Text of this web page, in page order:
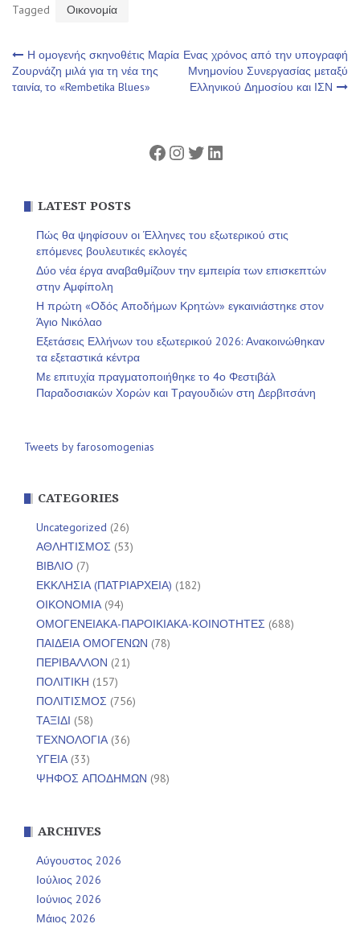
Tagged Οικονομία
Πλοήγηση
άρθρων
Η ομογενής σκηνοθέτις Μαρία
Ζουρνάζη μιλά για τη νέα της
ταινία, το «Rembetika Blues»
Ενας χρόνος από την υπογραφή
Μνημονίου Συνεργασίας μεταξύ
Ελληνικού Δημοσίου και ΙΣΝ
Facebook
Instagram
Twitter
Linkedin
LATEST POSTS
Πώς θα ψηφίσουν οι Έλληνες του εξωτερικού στις
επόμενες βουλευτικές εκλογές
Δύο νέα έργα αναβαθμίζουν την εμπειρία των επισκεπτών
στην Αμφίπολη
Η πρώτη «Οδός Αποδήμων Κρητών» εγκαινιάστηκε στον
Άγιο Νικόλαο
Εξετάσεις Ελλήνων του εξωτερικού 2026: Ανακοινώθηκαν
τα εξεταστικά κέντρα
Με επιτυχία πραγματοποιήθηκε το 4ο Φεστιβάλ
Παραδοσιακών Χορών και Τραγουδιών στη Δερβιτσάνη
Tweets by farosomogenias
CATEGORIES
Uncategorized (26)
ΑΘΛΗΤΙΣΜΟΣ (53)
ΒΙΒΛΙΟ (7)
ΕΚΚΛΗΣΙΑ (ΠΑΤΡΙΑΡΧΕΙΑ) (182)
ΟΙΚΟΝΟΜΙΑ(94)
ΟΜΟΓΕΝΕΙΑΚΑ-ΠΑΡΟΙΚΙΑΚΑ-ΚΟΙΝΟΤΗΤΕΣ (688)
ΠΑΙΔΕΙΑ ΟΜΟΓΕΝΩΝ (78)
ΠΕΡΙΒΑΛΛΟΝ (21)
ΠΟΛΙΤΙΚΗ (157)
ΠΟΛΙΤΙΣΜΟΣ (756)
ΤΑΞΙΔΙ (58)
ΤΕΧΝΟΛΟΓΙΑ(36)
ΥΓΕΙΑ(33)
ΨΗΦΟΣ ΑΠΟΔΗΜΩΝ (98)
ARCHIVES
Αύγουστος 2026
Ιούλιος 2026
Ιούνιος 2026
Μάιος 2026